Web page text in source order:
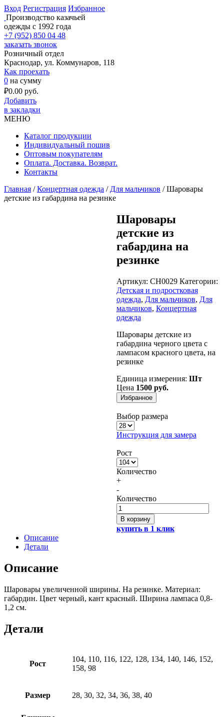
Вход Регистрация Избранное
Производство казачьей
одежды с 1992 года
+7 (952) 850 04 48
заказать звонок
Розничный отдел
Краснодар, ул. Коммунаров, 118
Как проехать
0 на сумму
₽0.00 руб.
Добавить
в закладки
МЕНЮ
Каталог продукции
Индивидуальный пошив
Оптовым покупателям
Оплата. Доставка. Возврат.
Контакты
Главная /Концертная одежда / Для мальчиков / Шаровары
детские из габардина на резинке
Шаровары
детские из
габардина на
резинке
Артикул: CH0029 Категории:
Детская и подростковая
одежда, Для мальчиков, Для
мальчиков, Концертная
одежда
Шаровары детские из
габардина черного цвета с
лампасом красного цвета, на
резинке
Единица измерения: Шт
Цена 1500 руб.
Избранное
Выбор размера
Инструкция для замера
Рост
Количество
+
-
Количество
В корзину
купить в 1 клик
Описание
Детали
Описание
Шаровары увеличенной ширины. На резинке. Материал:
габардин. Цвет черный, кант красный. Ширина лампаса 0,8-
1,2 см.
Детали
Рост
104, 110, 116, 122, 128, 134, 140, 146, 152,
158, 98
Размер 28, 30, 32, 34, 36, 38, 40